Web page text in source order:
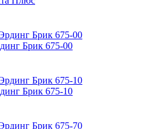
Брик 675-00
Брик 675-10